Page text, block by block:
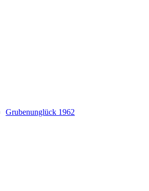
Grubenunglück 1962